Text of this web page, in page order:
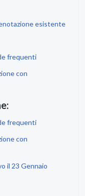
esistente
frequenti
con
frequenti
con
il 23 Gennaio